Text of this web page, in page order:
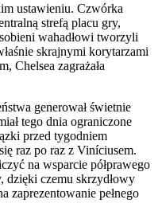
ustawieniu. Czwórka
strefą placu gry,
wahadłowi tworzyli
skrajnymi korytarzami
Chelsea zagrażała
generował świetnie
tego dnia ograniczone
przed tygodniem
raz po raz z Viníciusem.
na wsparcie półprawego
dzięki czemu skrzydłowy
zaprezentowanie pełnego